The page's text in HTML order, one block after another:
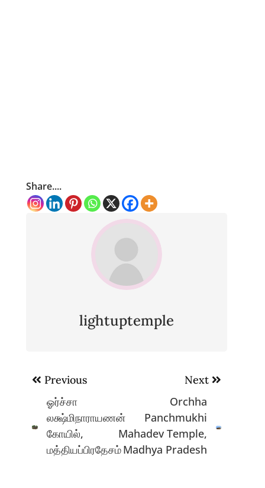
Share....
lightuptemple
Post
navigation
Previous
ஓர்ச்சா
லக்ஷ்மிநாராயணன்
கோயில்,
மத்தியப்பிரதேசம்
Next
Orchha
Panchmukhi
Mahadev Temple,
Madhya Pradesh